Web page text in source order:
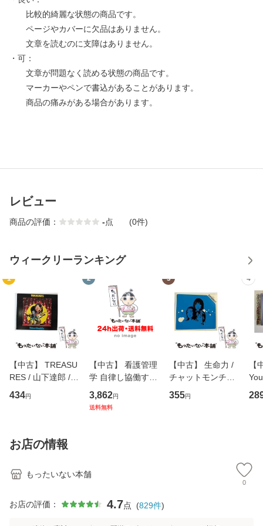
比較的綺麗な状態の商品です。
ページやカバーに欠品はありません。
文章を読むのに支障はありません。
・可：
文章が問題なく読める状態の商品です。
マーカーやペンで書込があることがあります。
商品の痛みがある場合があります。
レビュー
商品の評価： -点 (0件)
ウィークリーランキング
1
【中古】 TREASU
RES / 山下達郎 /
イーストウエス
ト・ジャパン [CD]
434円
2
【中古】 看護管理
学 自律し協働する
専門職の看護マネ
ジメントスキル 改
3,862円
送料無料
3
【中古】 生命力 /
チャットモンチー /
キューンレコード
[CD]【メール便送
355円
4
【
のが
お店の情報
もったいない本舗
0
お店の評価： 4.7点 (829件)